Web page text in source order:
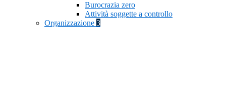
Burocrazia zero
Attività soggette a controllo
Organizzazione 3